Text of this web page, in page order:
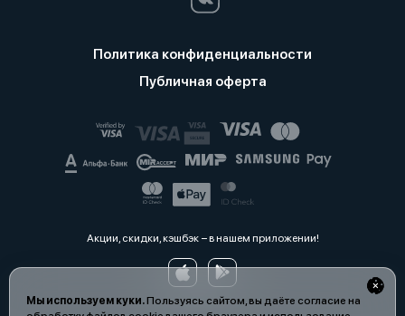
Мы используем куки.Пользуясь сайтом, вы даёте согласие на
Политика конфиденциальности
Публичная оферта
Акции, скидки, кэшбэк − в нашем приложении!